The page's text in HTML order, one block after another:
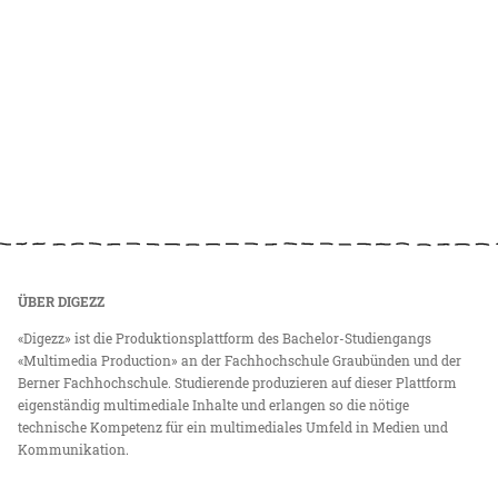
ÜBER DIGEZZ
«Digezz» ist die Produktionsplattform des Bachelor-Studiengangs
«Multimedia Production» an der Fachhochschule Graubünden und der
Berner Fachhochschule. Studierende produzieren auf dieser Plattform
eigenständig multimediale Inhalte und erlangen so die nötige
technische Kompetenz für ein multimediales Umfeld in Medien und
Kommunikation.